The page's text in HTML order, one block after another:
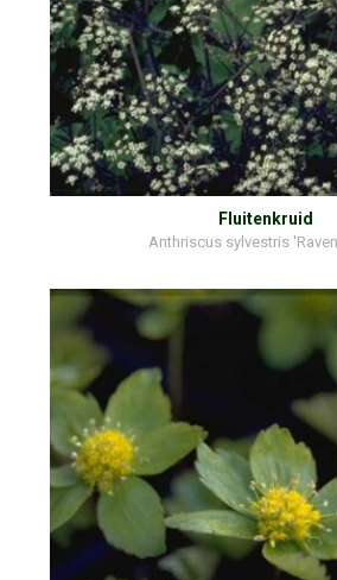
Fluitenkruid
Anthriscus sylvestris